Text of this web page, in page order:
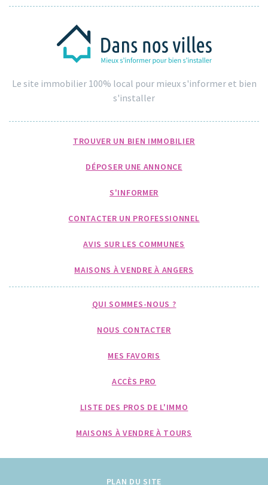
Le site immobilier 100% local pour mieux s'informer et bien
s'installer
TROUVER UN BIEN IMMOBILIER
DÉPOSER UNE ANNONCE
S'INFORMER
CONTACTER UN PROFESSIONNEL
AVIS SUR LES COMMUNES
MAISONS À VENDRE À ANGERS
QUI SOMMES-NOUS ?
NOUS CONTACTER
MES FAVORIS
ACCÈS PRO
LISTE DES PROS DE L'IMMO
MAISONS À VENDRE À TOURS
PLAN DU SITE